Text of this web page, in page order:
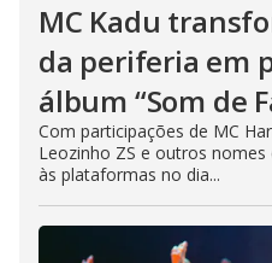
MC Kadu
da periferia em
álbum “Som de
Com participações de MC
Leozinho ZS e outros
às plataformas no dia...